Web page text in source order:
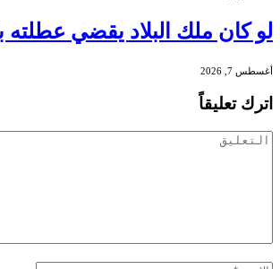
لو كان ملك البلاد يقضي
أغسطس 7, 2026
اترك تعليقاً